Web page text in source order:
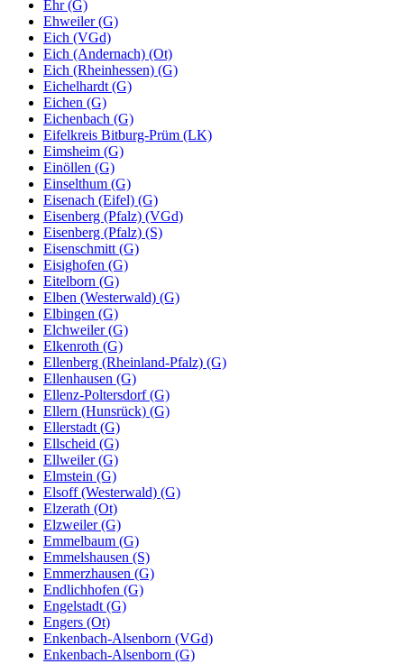
Ehr (G)
Ehweiler (G)
Eich (VGd)
Eich (Andernach) (Ot)
Eich (Rheinhessen) (G)
Eichelhardt (G)
Eichen (G)
Eichenbach (G)
Eifelkreis Bitburg-Prüm (LK)
Eimsheim (G)
Einöllen (G)
Einselthum (G)
Eisenach (Eifel) (G)
Eisenberg (Pfalz) (VGd)
Eisenberg (Pfalz) (S)
Eisenschmitt (G)
Eisighofen (G)
Eitelborn (G)
Elben (Westerwald) (G)
Elbingen (G)
Elchweiler (G)
Elkenroth (G)
Ellenberg (Rheinland-Pfalz) (G)
Ellenhausen (G)
Ellenz-Poltersdorf (G)
Ellern (Hunsrück) (G)
Ellerstadt (G)
Ellscheid (G)
Ellweiler (G)
Elmstein (G)
Elsoff (Westerwald) (G)
Elzerath (Ot)
Elzweiler (G)
Emmelbaum (G)
Emmelshausen (S)
Emmerzhausen (G)
Endlichhofen (G)
Engelstadt (G)
Engers (Ot)
Enkenbach-Alsenborn (VGd)
Enkenbach-Alsenborn (G)